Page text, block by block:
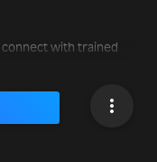
connect with trained
your queries in real